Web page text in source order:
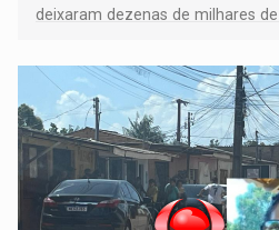
deixaram dezenas de milhares
territoriais e sociais